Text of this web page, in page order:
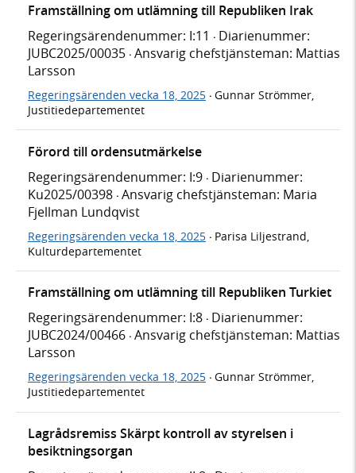
Framställning om utlämning till Republiken Irak
Regeringsärendenummer: I:11 · Diarienummer:
JUBC2025/00035 · Ansvarig chefstjänsteman: Mattias
Larsson
Regeringsärenden vecka 18, 2025 · Gunnar Strömmer,
Justitiedepartementet
Förord till ordensutmärkelse
Regeringsärendenummer: I:9 · Diarienummer:
Ku2025/00398 · Ansvarig chefstjänsteman: Maria
Fjellman Lundqvist
Regeringsärenden vecka 18, 2025 · Parisa Liljestrand,
Kulturdepartementet
Framställning om utlämning till Republiken Turkiet
Regeringsärendenummer: I:8 · Diarienummer:
JUBC2024/00466 · Ansvarig chefstjänsteman: Mattias
Larsson
Regeringsärenden vecka 18, 2025 · Gunnar Strömmer,
Justitiedepartementet
Lagrådsremiss Skärpt kontroll av styrelsen i
besiktningsorgan